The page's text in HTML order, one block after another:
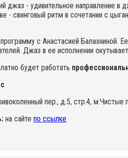
джаз - удивительное направление
- свинговый ритм в сочетании с
с Анастасией Балахниной.
Джаз в ее исполнении
будет работать
пер., д.5, стр.4, м.Чистые
на сайте по ссылке